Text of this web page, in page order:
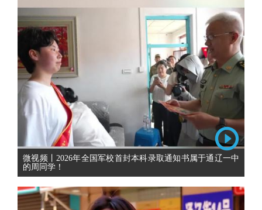
微视频丨2026年全国军校首封本科录取通知书属于通辽一中
的周同学！